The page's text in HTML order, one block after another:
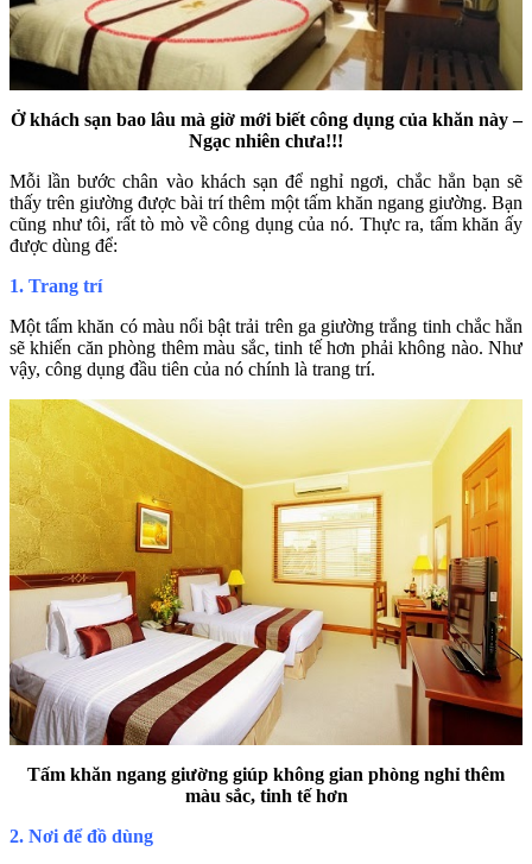
Ở khách sạn bao lâu mà giờ mới biết công dụng của khăn này –
Ngạc nhiên chưa!!!
Mỗi lần bước chân vào khách sạn để nghỉ ngơi, chắc hẳn bạn sẽ
thấy trên giường được bài trí thêm một tấm khăn ngang giường. Bạn
cũng như tôi, rất tò mò về công dụng của nó. Thực ra, tấm khăn ấy
được dùng để:
1. Trang trí
Một tấm khăn có màu nổi bật trải trên ga giường trắng tinh chắc hẳn
sẽ khiến căn phòng thêm màu sắc, tinh tế hơn phải không nào. Như
vậy, công dụng đầu tiên của nó chính là trang trí.
Tấm khăn ngang giường giúp không gian phòng nghỉ thêm
màu sắc, tinh tế hơn
2. Nơi để đồ dùng